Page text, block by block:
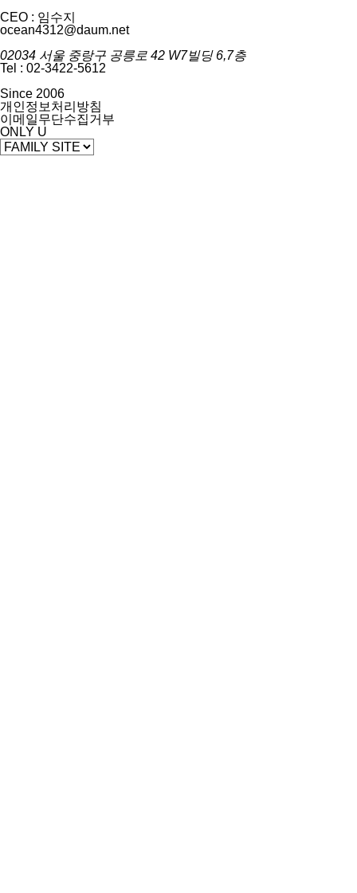
CEO : 임수지
ocean4312@daum.net
02034 서울 중랑구 공릉로 42 W7빌딩 6,7층
Tel : 02-3422-5612
Since 2006
개인정보처리방침
이메일무단수집거부
ONLY U